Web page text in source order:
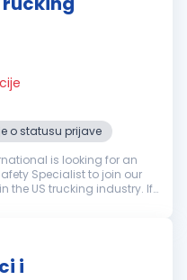
o statusu prijave
is looking for an
Specialist to join our
the US trucking industry. If
i